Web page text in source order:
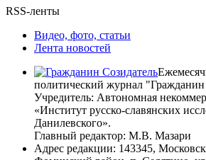
RSS-ленты
Видео, фото, статьи
Лента новостей
политический журнал "Гражданин
Учредитель: Автономная
«Институт русско-славянских
Данилевского».
Главный редактор: М.В. Мазари
Адрес редакции: 143345,